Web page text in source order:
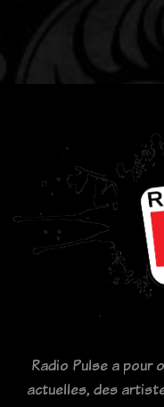
Radio Pulse a pour
actuelles, des